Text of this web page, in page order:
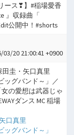
ース❣】#稲場愛香
』収録曲「
公開中！#shorts
03/20 21:00:41 +0900
田圭・矢口真里
ッグバンド～」／
の愛想は武器じゃ
ダンス MC 稲場
口真里
ッグバンド～」